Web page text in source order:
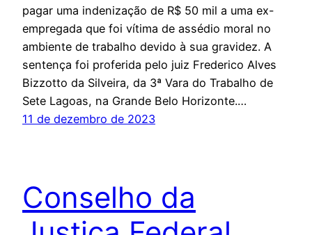
pagar uma indenização de R$ 50 mil a uma ex-
empregada que foi vítima de assédio moral no
ambiente de trabalho devido à sua gravidez. A
sentença foi proferida pelo juiz Frederico Alves
Bizzotto da Silveira, da 3ª Vara do Trabalho de
Sete Lagoas, na Grande Belo Horizonte.…
11 de dezembro de 2023
Conselho da